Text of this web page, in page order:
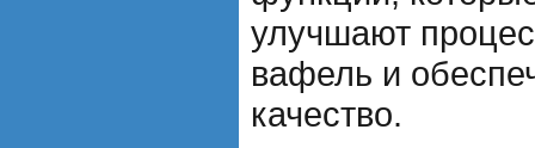
улучшают
вафель и
качество.